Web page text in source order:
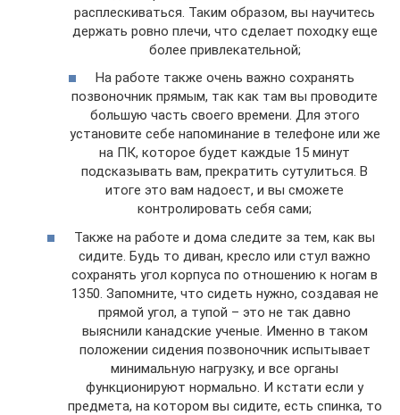
расплескиваться. Таким образом, вы научитесь
держать ровно плечи, что сделает походку еще
более привлекательной;
На работе также очень важно сохранять
позвоночник прямым, так как там вы проводите
большую часть своего времени. Для этого
установите себе напоминание в телефоне или же
на ПК, которое будет каждые 15 минут
подсказывать вам, прекратить сутулиться. В
итоге это вам надоест, и вы сможете
контролировать себя сами;
Также на работе и дома следите за тем, как вы
сидите. Будь то диван, кресло или стул важно
сохранять угол корпуса по отношению к ногам в
1350. Запомните, что сидеть нужно, создавая не
прямой угол, а тупой – это не так давно
выяснили канадские ученые. Именно в таком
положении сидения позвоночник испытывает
минимальную нагрузку, и все органы
функционируют нормально. И кстати если у
предмета, на котором вы сидите, есть спинка, то